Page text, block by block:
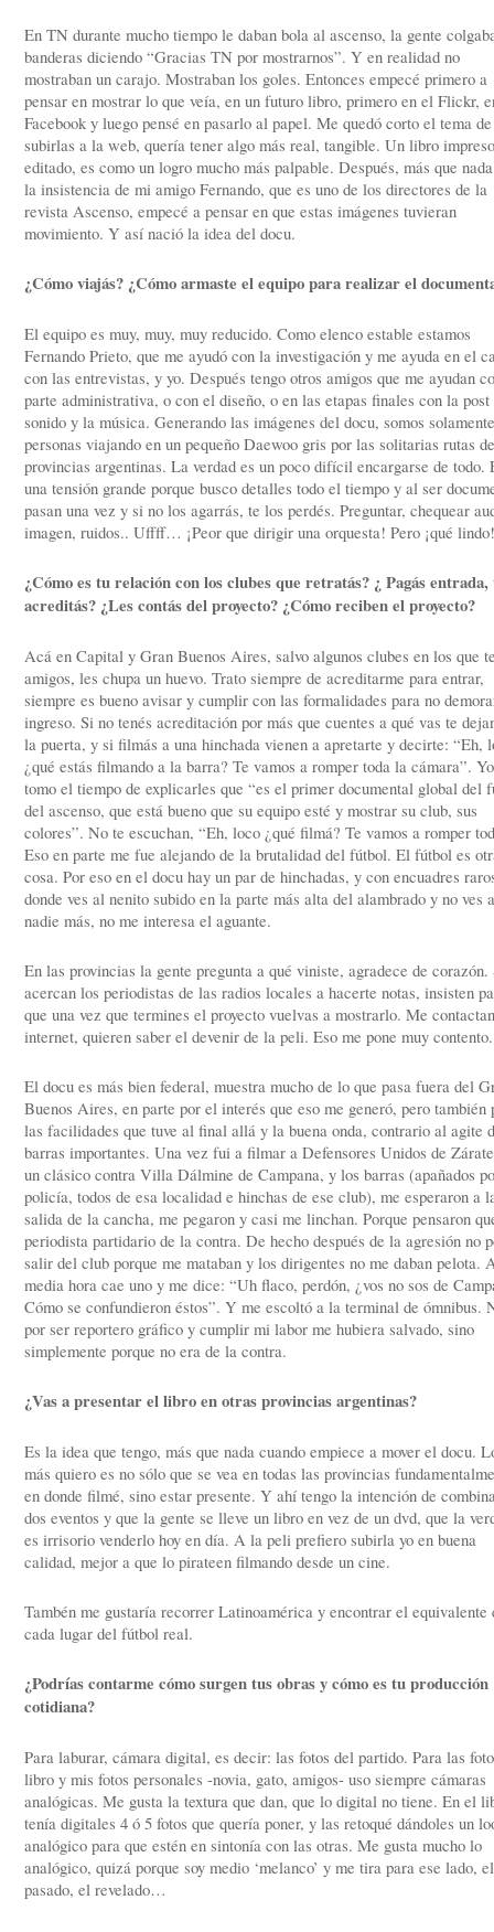
En TN durante mucho tiempo le daban bola al ascenso, la gente
banderas diciendo “Gracias TN por mostrarnos”. Y en realidad no
mostraban un carajo. Mostraban los goles. Entonces empecé primero a
pensar en mostrar lo que veía, en un futuro libro, primero en el Flickr,
Facebook y luego pensé en pasarlo al papel. Me quedó corto el tema de
subirlas a la web, quería tener algo más real, tangible. Un libro
editado, es como un logro mucho más palpable. Después, más que
la insistencia de mi amigo Fernando, que es uno de los directores de la
revista Ascenso, empecé a pensar en que estas imágenes tuvieran
movimiento. Y así nació la idea del docu.
¿Cómo viajás? ¿Cómo armaste el equipo para realizar el
El equipo es muy, muy, muy reducido. Como elenco estable estamos
Fernando Prieto, que me ayudó con la investigación y me ayuda en el
con las entrevistas, y yo. Después tengo otros amigos que me ayudan
parte administrativa, o con el diseño, o en las etapas finales con la post
sonido y la música. Generando las imágenes del docu, somos
personas viajando en un pequeño Daewoo gris por las solitarias rutas
provincias argentinas. La verdad es un poco difícil encargarse de todo.
una tensión grande porque busco detalles todo el tiempo y al ser
pasan una vez y si no los agarrás, te los perdés. Preguntar, chequear
imagen, ruidos.. Uffff… ¡Peor que dirigir una orquesta! Pero ¡qué lindo!
¿Cómo es tu relación con los clubes que retratás? ¿ Pagás entrada,
acreditás? ¿Les contás del proyecto? ¿Cómo reciben el proyecto?
Acá en Capital y Gran Buenos Aires, salvo algunos clubes en los que
amigos, les chupa un huevo. Trato siempre de acreditarme para entrar,
siempre es bueno avisar y cumplir con las formalidades para no
ingreso. Si no tenés acreditación por más que cuentes a qué vas te
la puerta, y si filmás a una hinchada vienen a apretarte y decirte: “Eh,
¿qué estás filmando a la barra? Te vamos a romper toda la cámara”.
tomo el tiempo de explicarles que “es el primer documental global del
del ascenso, que está bueno que su equipo esté y mostrar su club, sus
colores”. No te escuchan, “Eh, loco ¿qué filmá? Te vamos a romper
Eso en parte me fue alejando de la brutalidad del fútbol. El fútbol es
cosa. Por eso en el docu hay un par de hinchadas, y con encuadres
donde ves al nenito subido en la parte más alta del alambrado y no ves a
nadie más, no me interesa el aguante.
En las provincias la gente pregunta a qué viniste, agradece de corazón.
acercan los periodistas de las radios locales a hacerte notas, insisten
que una vez que termines el proyecto vuelvas a mostrarlo. Me
internet, quieren saber el devenir de la peli. Eso me pone muy contento.
El docu es más bien federal, muestra mucho de lo que pasa fuera del
Buenos Aires, en parte por el interés que eso me generó, pero también
las facilidades que tuve al final allá y la buena onda, contrario al agite
barras importantes. Una vez fui a filmar a Defensores Unidos de
un clásico contra Villa Dálmine de Campana, y los barras (apañados
policía, todos de esa localidad e hinchas de ese club), me esperaron a
salida de la cancha, me pegaron y casi me linchan. Porque pensaron
periodista partidario de la contra. De hecho después de la agresión no
salir del club porque me mataban y los dirigentes no me daban pelota.
media hora cae uno y me dice: “Uh flaco, perdón, ¿vos no sos de
Cómo se confundieron éstos”. Y me escoltó a la terminal de ómnibus.
por ser reportero gráfico y cumplir mi labor me hubiera salvado, sino
simplemente porque no era de la contra.
¿Vas a presentar el libro en otras provincias argentinas?
Es la idea que tengo, más que nada cuando empiece a mover el docu.
más quiero es no sólo que se vea en todas las provincias
en donde filmé, sino estar presente. Y ahí tengo la intención de
dos eventos y que la gente se lleve un libro en vez de un dvd, que la
es irrisorio venderlo hoy en día. A la peli prefiero subirla yo en buena
calidad, mejor a que lo pirateen filmando desde un cine.
Tambén me gustaría recorrer Latinoamérica y encontrar el equivalente
cada lugar del fútbol real.
¿Podrías contarme cómo surgen tus obras y cómo es tu producción
cotidiana?
Para laburar, cámara digital, es decir: las fotos del partido. Para las
libro y mis fotos personales -novia, gato, amigos- uso siempre cámaras
analógicas. Me gusta la textura que dan, que lo digital no tiene. En el
tenía digitales 4 ó 5 fotos que quería poner, y las retoqué dándoles un
analógico para que estén en sintonía con las otras. Me gusta mucho lo
analógico, quizá porque soy medio ‘melanco’ y me tira para ese lado, el
pasado, el revelado…